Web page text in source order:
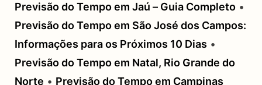
Previsão do Tempo em Jaú – Guia Completo •
Previsão do Tempo em São José dos Campos:
Informações para os Próximos 10 Dias •
Previsão do Tempo em Natal, Rio Grande do
Norte • Previsão do Tempo em Campinas